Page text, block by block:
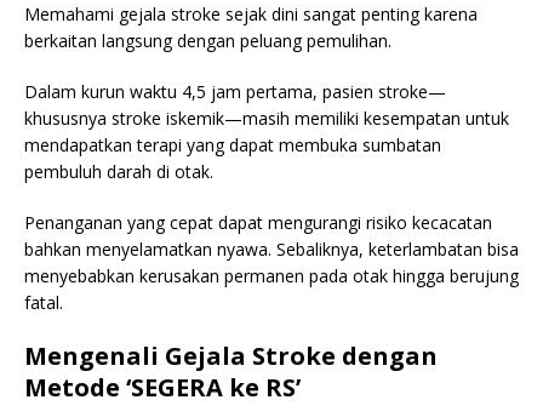
Memahami gejala stroke sejak dini sangat penting karena
berkaitan langsung dengan peluang pemulihan.
Dalam kurun waktu 4,5 jam pertama, pasien stroke—
khususnya stroke iskemik—masih memiliki kesempatan untuk
mendapatkan terapi yang dapat membuka sumbatan
pembuluh darah di otak.
Penanganan yang cepat dapat mengurangi risiko kecacatan
bahkan menyelamatkan nyawa. Sebaliknya, keterlambatan bisa
menyebabkan kerusakan permanen pada otak hingga berujung
fatal.
Mengenali Gejala Stroke dengan
Metode ‘SEGERA ke RS’